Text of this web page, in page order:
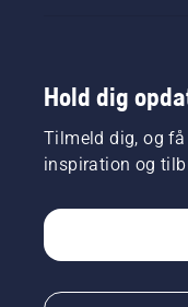
Hold dig
Tilmeld dig, og få
inspiration og